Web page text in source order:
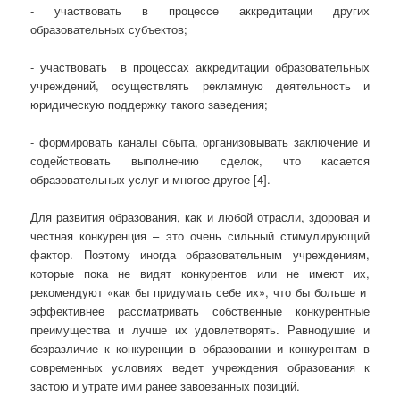
- участвовать в процессе аккредитации других
образовательных субъектов;
- участвовать в процессах аккредитации образовательных
учреждений, осуществлять рекламную деятельность и
юридическую поддержку такого заведения;
- формировать каналы сбыта, организовывать заключение и
содействовать выполнению сделок, что касается
образовательных услуг и многое другое [4].
Для развития образования, как и любой отрасли, здоровая и
честная конкуренция – это очень сильный стимулирующий
фактор. Поэтому иногда образовательным учреждениям,
которые пока не видят конкурентов или не имеют их,
рекомендуют «как бы придумать себе их», что бы больше и
эффективнее рассматривать собственные конкурентные
преимущества и лучше их удовлетворять. Равнодушие и
безразличие к конкуренции в образовании и конкурентам в
современных условиях ведет учреждения образования к
застою и утрате ими ранее завоеванных позиций.